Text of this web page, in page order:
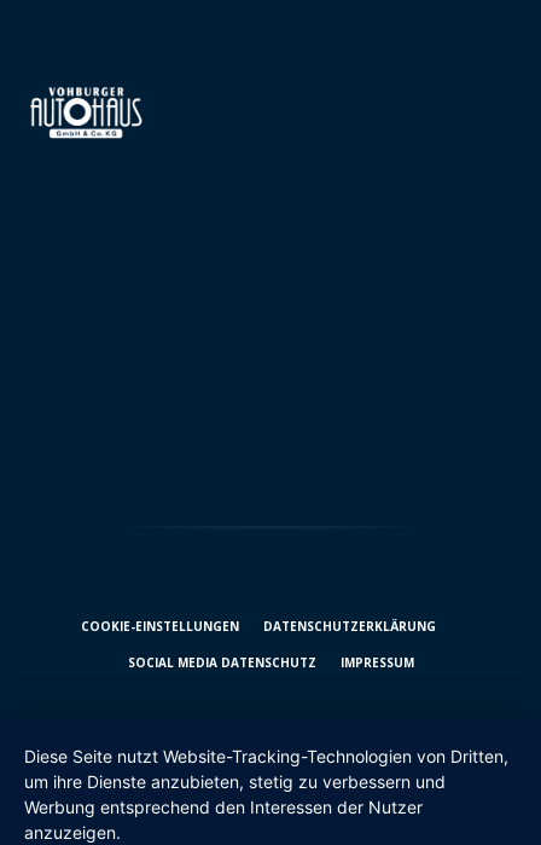
COOKIE-EINSTELLUNGEN DATENSCHUTZ­ERKLÄRUNG
SOCIAL MEDIA DATENSCHUTZ IMPRESSUM
Diese Seite nutzt Website-Tracking-Technologien von Dritten,
um ihre Dienste anzubieten, stetig zu verbessern und
Werbung entsprechend den Interessen der Nutzer
anzuzeigen.